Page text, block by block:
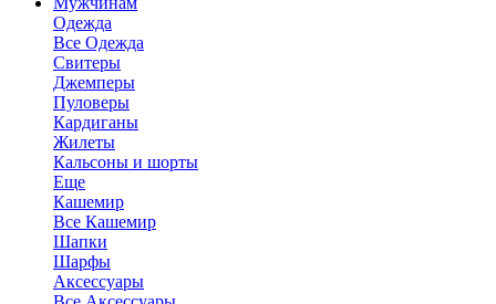
Одежда
Все Одежда
Свитеры
Джемперы
Пуловеры
Кардиганы
Жилеты
Кальсоны и шорты
Еще
Кашемир
Все Кашемир
Шапки
Шарфы
Аксессуары